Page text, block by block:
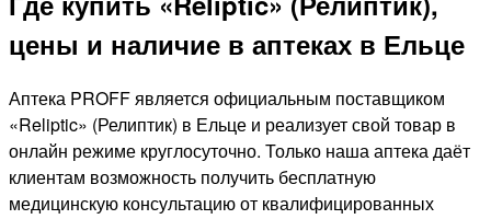
цены и наличие в аптеках в Ельце
Аптека PROFF является официальным поставщиком
«Reliptic» (Релиптик) в Ельце и реализует свой товар в
онлайн режиме круглосуточно. Только наша аптека даёт
клиентам возможность получить бесплатную
медицинскую консультацию от квалифицированных